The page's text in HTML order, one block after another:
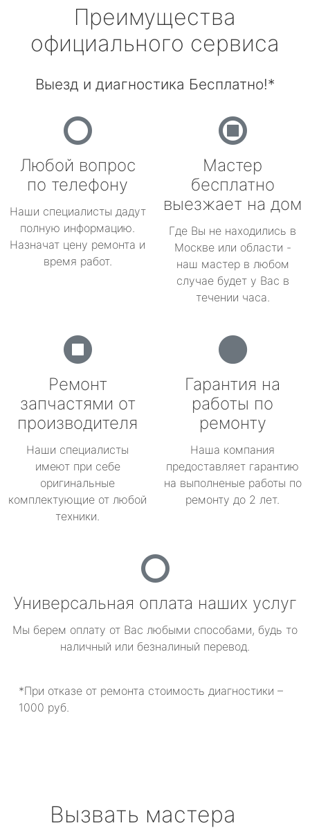
Преимущества
официального сервиса
Выезд и диагностика Бесплатно!*
Любой вопрос
по телефону
Наши специалисты дадут
полную информацию.
Назначат цену ремонта и
время работ.
Мастер
бесплатно
выезжает на дом
Где Вы не находились в
Москве или области -
наш мастер в любом
случае будет у Вас в
течении часа.
Ремонт
запчастями от
производителя
Наши специалисты
имеют при себе
оригинальные
комплектующие от любой
техники.
Гарантия на
работы по
ремонту
Наша компания
предоставляет гарантию
на выполненые работы по
ремонту до 2 лет.
Универсальная оплата наших услуг
Мы берем оплату от Вас любыми способами, будь то
наличный или безналиный перевод.
*При отказе от ремонта стоимость диагностики –
1000 руб.
Вызвать мастера